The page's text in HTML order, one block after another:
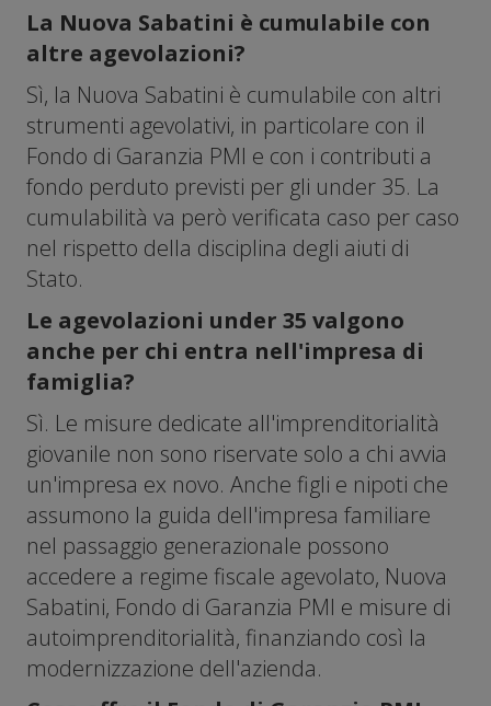
La Nuova Sabatini è cumulabile con
altre agevolazioni?
Sì, la Nuova Sabatini è cumulabile con altri
strumenti agevolativi, in particolare con il
Fondo di Garanzia PMI e con i contributi a
fondo perduto previsti per gli under 35. La
cumulabilità va però verificata caso per caso
nel rispetto della disciplina degli aiuti di
Stato.
Le agevolazioni under 35 valgono
anche per chi entra nell'impresa di
famiglia?
Sì. Le misure dedicate all'imprenditorialità
giovanile non sono riservate solo a chi avvia
un'impresa ex novo. Anche figli e nipoti che
assumono la guida dell'impresa familiare
nel passaggio generazionale possono
accedere a regime fiscale agevolato, Nuova
Sabatini, Fondo di Garanzia PMI e misure di
autoimprenditorialità, finanziando così la
modernizzazione dell'azienda.